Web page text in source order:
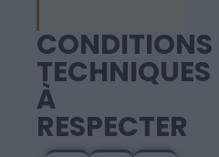
CONDITIONS
TECHNIQUES
À
RESPECTER